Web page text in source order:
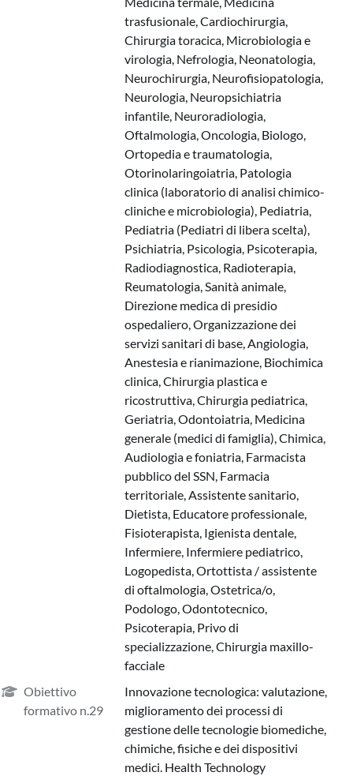
trasfusionale, Cardiochirurgia,
Chirurgia toracica, Microbiologia e
virologia, Nefrologia, Neonatologia,
Neurochirurgia, Neurofisiopatologia,
Neurologia, Neuropsichiatria
infantile, Neuroradiologia,
Oftalmologia, Oncologia, Biologo,
Ortopedia e traumatologia,
Otorinolaringoiatria, Patologia
clinica (laboratorio di analisi chimico-
cliniche e microbiologia), Pediatria,
Pediatria (Pediatri di libera scelta),
Psichiatria, Psicologia, Psicoterapia,
Radiodiagnostica, Radioterapia,
Reumatologia, Sanità animale,
Direzione medica di presidio
ospedaliero, Organizzazione dei
servizi sanitari di base, Angiologia,
Anestesia e rianimazione, Biochimica
clinica, Chirurgia plastica e
ricostruttiva, Chirurgia pediatrica,
Geriatria, Odontoiatria, Medicina
generale (medici di famiglia), Chimica,
Audiologia e foniatria, Farmacista
pubblico del SSN, Farmacia
territoriale, Assistente sanitario,
Dietista, Educatore professionale,
Fisioterapista, Igienista dentale,
Infermiere, Infermiere pediatrico,
Logopedista, Ortottista / assistente
di oftalmologia, Ostetrica/o,
Podologo, Odontotecnico,
Psicoterapia, Privo di
specializzazione, Chirurgia maxillo-
facciale
Obiettivo
formativo n.29
Innovazione tecnologica: valutazione,
miglioramento dei processi di
gestione delle tecnologie biomediche,
chimiche, fisiche e dei dispositivi
medici. Health Technology